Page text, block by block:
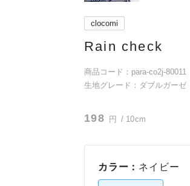
clocomi
Rain check
商品コード：para-co2j-80011
生地グレード：ダブルガーゼ
198 円 / 10cm
カラー： ネイビー